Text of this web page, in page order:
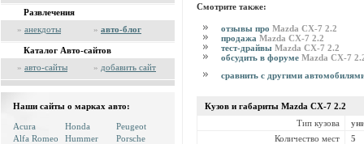
Развлечения
» анекдоты » авто-блог
Каталог Авто-сайтов
» авто-сайты » добавить сайт
Наши сайты о марках авто:
Acura
Alfa Romeo
Honda
Hummer
Peugeot
Porsche
Смотрите также:
отзывы про Mazda CX-7 2.2
продажа Mazda CX-7 2.2
тест-драйвы Mazda CX-7 2.2
обсудить в форуме Mazda CX-7
сравнить с другими
Кузов и габариты Mazda CX-7 2.2
Тип кузова
Количество мест
5